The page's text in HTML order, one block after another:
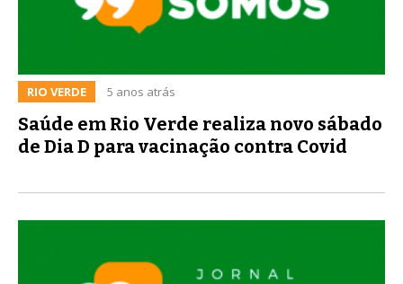
RIO VERDE 5 anos atrás
Saúde em Rio Verde realiza novo sábado
de Dia D para vacinação contra Covid